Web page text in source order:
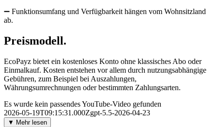
➖ Funktionsumfang und Verfügbarkeit hängen vom Wohnsitzland
ab.
Preismodell.
EcoPayz bietet ein kostenloses Konto ohne klassisches Abo oder
Einmalkauf. Kosten entstehen vor allem durch nutzungsabhängige
Gebühren, zum Beispiel bei Auszahlungen,
Währungsumrechnungen oder bestimmten Zahlungsarten.
Es wurde kein passendes YouTube-Video gefunden
2026-05-19T09:15:31.000Zgpt-5.5-2026-04-23
▼ Mehr lesen